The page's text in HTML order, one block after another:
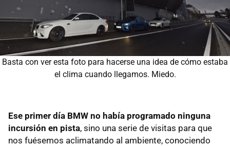
Basta con ver esta foto para hacerse una idea de cómo estaba
el clima cuando llegamos. Miedo.
Ese primer día BMW no había programado ninguna
incursión en pista, sino una serie de visitas para que
nos fuésemos aclimatando al ambiente, conociendo